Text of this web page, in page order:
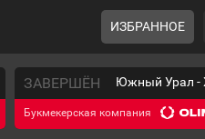
ИЗБРАННОЕ
ЗАВЕРШЁН Южный Урал -
Букмекерская компания